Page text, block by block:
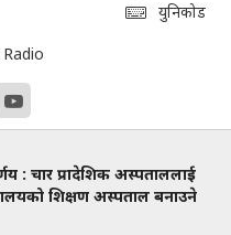
युनिकोड
: चार प्रादेशिक अस्पताललाई
शिक्षण अस्पताल बनाउने